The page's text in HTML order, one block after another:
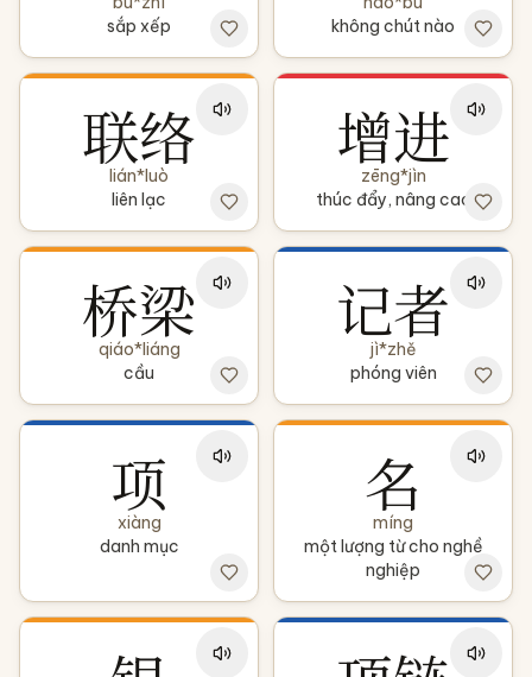
sắp xếp
không chút nào
联络
lián*luò
liên lạc
增进
zēng*jìn
thúc đẩy, nâng cao
桥梁
qiáo*liáng
cầu
记者
jì*zhě
phóng viên
项
xiàng
danh mục
名
míng
một lượng từ cho nghề
nghiệp